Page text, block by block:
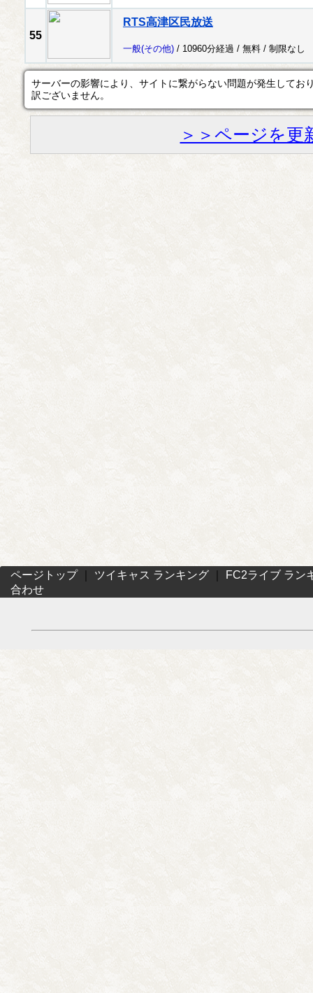
55
RTS高津区民放送
一般(その他) / 10960分経過 / 無料 / 制限なし
サーバーの影響により、サイトに繋がらない問題が発生してお
訳ございません。
＞＞ページを更
ページトップ｜ ツイキャス ランキング
FC2ライブ ラン
合わせ